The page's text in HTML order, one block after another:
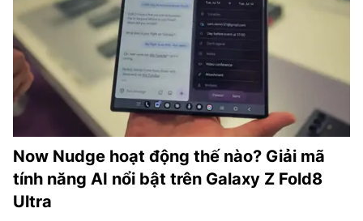
Now Nudge hoạt động thế nào? Giải mã
tính năng AI nổi bật trên Galaxy Z Fold8
Ultra